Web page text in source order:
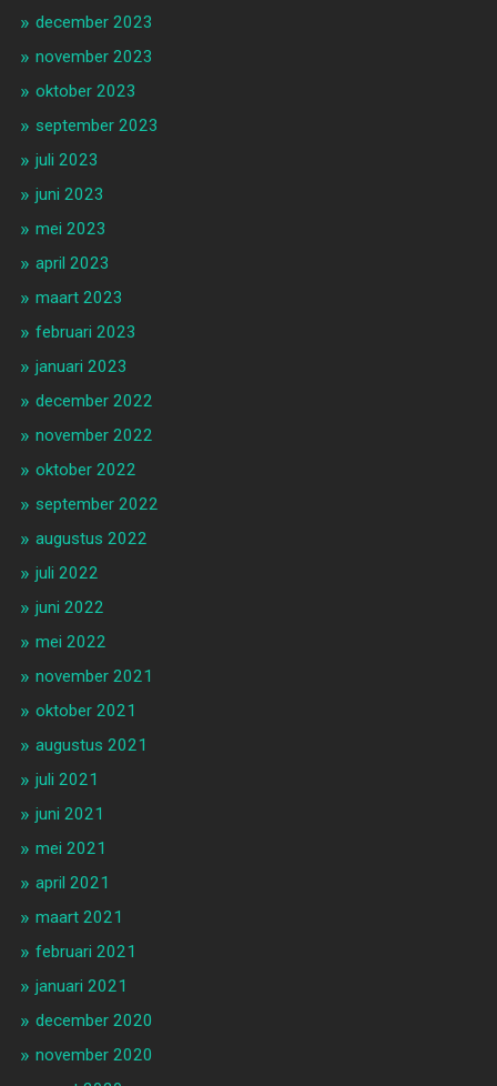
december 2023
november 2023
oktober 2023
september 2023
juli 2023
juni 2023
mei 2023
april 2023
maart 2023
februari 2023
januari 2023
december 2022
november 2022
oktober 2022
september 2022
augustus 2022
juli 2022
juni 2022
mei 2022
november 2021
oktober 2021
augustus 2021
juli 2021
juni 2021
mei 2021
april 2021
maart 2021
februari 2021
januari 2021
december 2020
november 2020